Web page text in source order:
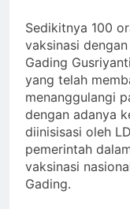
Sedikitnya 100
vaksinasi
Gading
yang telah
menanggulangi
dengan adanya
diinisisasi oleh
pemerintah
vaksinasi
Gading.